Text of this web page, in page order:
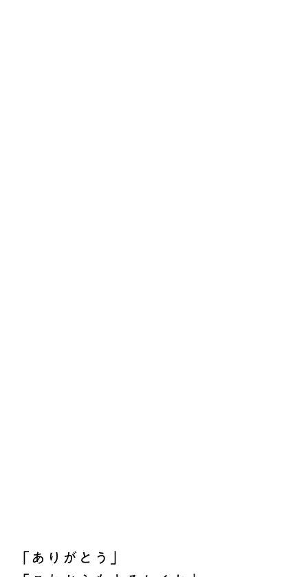
「ありがとう」